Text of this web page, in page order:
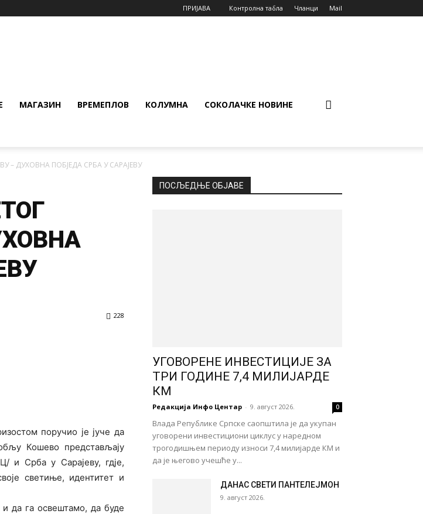
ПРИЈАВА Контролна табла Чланци Mail
МАГАЗИН ВРЕМЕПЛОВ КОЛУМНА СОКОЛАЧКЕ НОВИНЕ
– ДУХОВНА ПОБЈЕДА СРБА У САРАЈЕВУ
228
поручио је јуче да
Кошево представљају
и Срба у Сарајеву, гд‌је,
светиње, идентитет и
да га освештамо, да буде
ПОСЉЕДЊЕ ОБЈАВЕ
УГОВОРЕНЕ ИНВЕСТИЦИЈЕ ЗА
ТРИ ГОДИНЕ 7,4 МИЛИЈАРДЕ
КМ
Редакција Инфо Центар - 9. август 2026. 0
Влада Републике Српске саопштила је да укупан
уговорени инвестициони циклус у наредном
трогодишњем периоду износи 7,4 милијарде КМ и
да је његово учешће у...
ДАНАС СВЕТИ ПАНТЕЛЕЈМОН
9. август 2026.